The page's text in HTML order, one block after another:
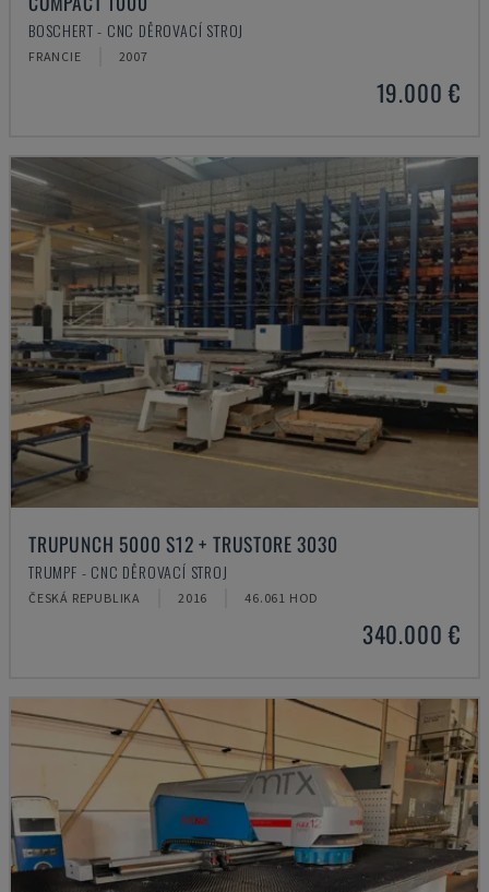
BOSCHERT - CNC DĚROVACÍ STROJ
FRANCIE 2007
19.000 €
TRUPUNCH 5000 S12 + TRUSTORE 3030
TRUMPF - CNC DĚROVACÍ STROJ
ČESKÁ REPUBLIKA 2016 46.061 HOD
340.000 €